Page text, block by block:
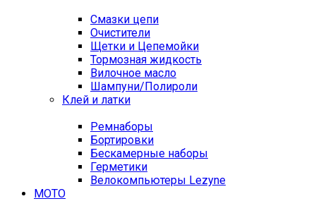
Смазки цепи
Очистители
Щетки и Цепемойки
Тормозная жидкость
Вилочное масло
Шампуни/Полироли
Клей и латки
Ремнаборы
Бортировки
Бескамерные наборы
Герметики
Велокомпьютеры Lezyne
МОТО